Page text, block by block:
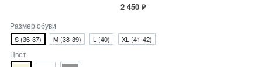
2 450 ₽
Размер обуви
S (36-37) M (38-39) L (40) XL (41-42)
Цвет